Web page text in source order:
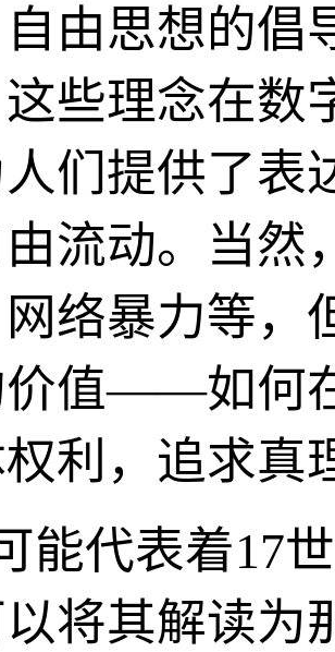
由思想的倡
些理念在数
们提供了表
流动。当然
络暴力等，
价值——如何
利，追求真
能代表着17
将其解读为